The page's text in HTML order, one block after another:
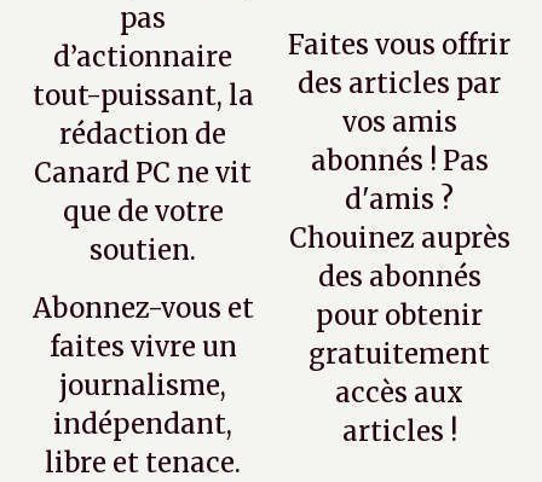
pas
d’actionnaire
tout-puissant, la
rédaction de
Canard PC ne vit
que de votre
soutien.
Abonnez-vous et
faites vivre un
journalisme,
indépendant,
libre et tenace.
Faites vous offrir
des articles par
vos amis
abonnés ! Pas
d'amis ?
Chouinez auprès
des abonnés
pour obtenir
gratuitement
accès aux
articles !